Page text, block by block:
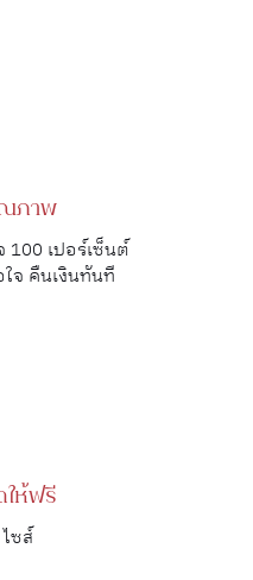
ภาพ
100 เปอร์เซ็นต์
จ คืนเงินทันที
ห้ฟรี
ซส์